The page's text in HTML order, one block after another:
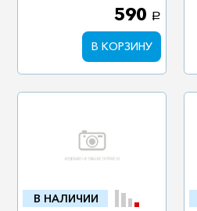
590 a
В КОРЗИНУ
В НАЛИЧИИ